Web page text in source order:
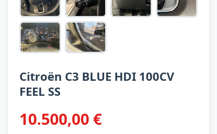
Citroën C3 BLUE HDI 100CV
FEEL SS
10.500,00 €